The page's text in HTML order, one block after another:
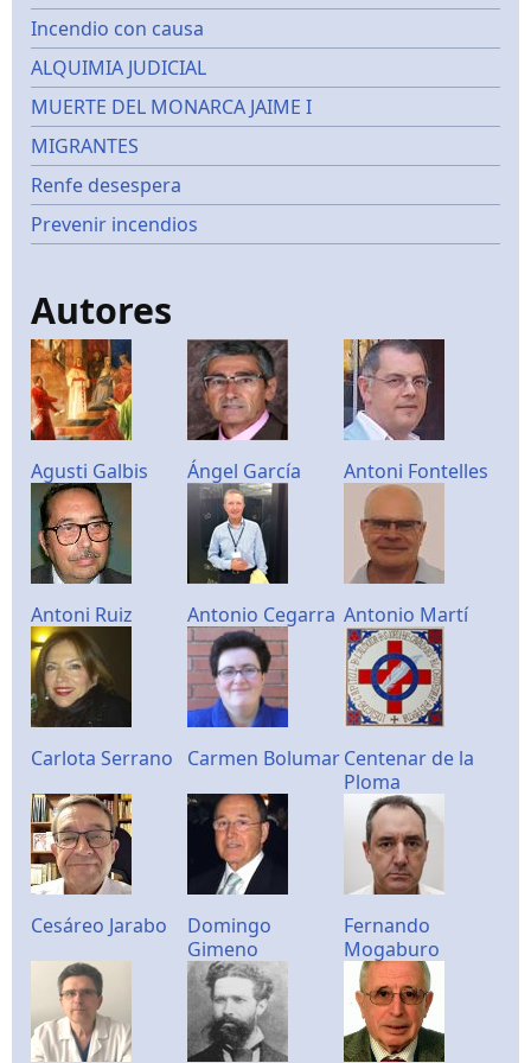
Incendio con causa
ALQUIMIA JUDICIAL
MUERTE DEL MONARCA JAIME I
MIGRANTES
Renfe desespera
Prevenir incendios
Autores
Agusti Galbis Ángel García Antoni Fontelles
Antoni Ruiz Antonio Cegarra Antonio Martí
Carlota Serrano Carmen BolumarCentenar de la
Ploma
Cesáreo Jarabo
Domingo
Gimeno
Fernando
Mogaburo